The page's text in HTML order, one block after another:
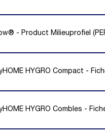
- Product Milieuprofiel
HYGRO Compact -
HYGRO Combles -